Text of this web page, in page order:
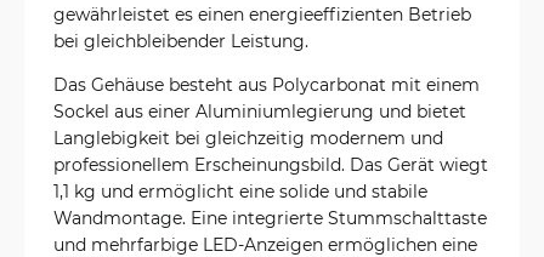
gewährleistet es einen energieeffizienten Betrieb
bei gleichbleibender Leistung.
Das Gehäuse besteht aus Polycarbonat mit einem
Sockel aus einer Aluminiumlegierung und bietet
Langlebigkeit bei gleichzeitig modernem und
professionellem Erscheinungsbild. Das Gerät wiegt
1,1 kg und ermöglicht eine solide und stabile
Wandmontage. Eine integrierte Stummschalttaste
und mehrfarbige LED-Anzeigen ermöglichen eine